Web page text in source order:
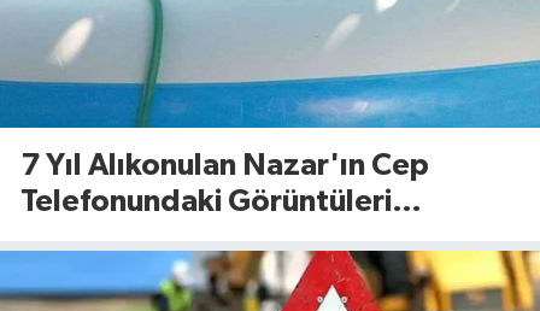
7 Yıl Alıkonulan Nazar'ın Cep
Telefonundaki Görüntüleri